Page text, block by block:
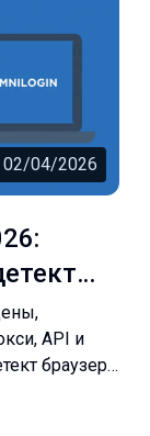
02/04/2026
API и
браузер